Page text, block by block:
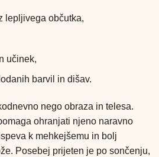
lepljivega občutka,
učinek,
barvil in dišav.
nego obraza in telesa.
ohranjati njeno naravno
k mehkejšemu in bolj
Posebej prijeten je po sončenju,